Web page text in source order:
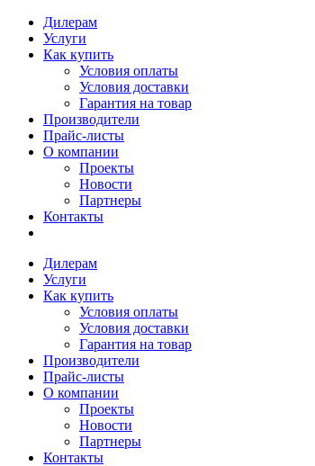
Дилерам
Услуги
Как купить
Условия оплаты
Условия доставки
Гарантия на товар
Производители
Прайс-листы
О компании
Проекты
Новости
Партнеры
Контакты
Дилерам
Услуги
Как купить
Условия оплаты
Условия доставки
Гарантия на товар
Производители
Прайс-листы
О компании
Проекты
Новости
Партнеры
Контакты